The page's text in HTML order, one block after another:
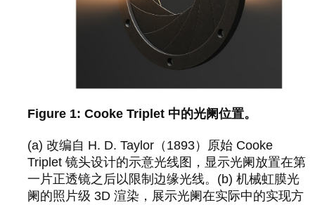
Cooke Triplet 中的光阑位置。
(a) 改编自 H. D. Taylor（1893）原始 Cooke
Triplet 镜头设计的示意光线图，显示光阑放置在第
一片正透镜之后以限制边缘光线。(b) 机械虹膜光
阑的照片级 3D 渲染，展示光阑在实际中的实现方